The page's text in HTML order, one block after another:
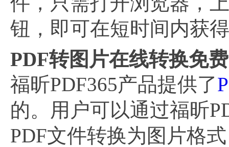
钮，即可在短时间内获
PDF转图片在线转换免费
福昕PDF365产品提供了
的。用户可以通过福昕
PDF文件转换为图片格